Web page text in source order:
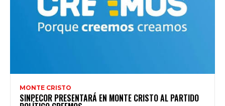
MONTE CRISTO
SINPECOR PRESENTARÁ EN MONTE CRISTO AL PARTIDO